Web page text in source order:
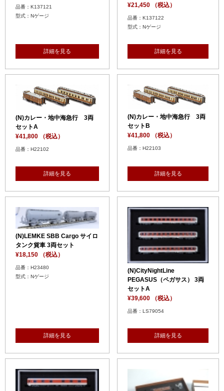
品番：K137121
型式：Nゲージ
詳細を見る
¥21,450 （税込）
品番：K137122
型式：Nゲージ
詳細を見る
(N)カレー・地中海急行 3両
セットA
¥41,800 （税込）
品番：H22102
詳細を見る
(N)カレー・地中海急行 3両
セットB
¥41,800 （税込）
品番：H22103
詳細を見る
(N)LEMKE SBB Cargo サイロ
タンク貨車 3両セット
¥18,150 （税込）
品番：H23480
型式：Nゲージ
詳細を見る
(N)CityNightLine
PEGASUS（ペガサス） 3両
セットA
¥39,600 （税込）
品番：LS79054
詳細を見る